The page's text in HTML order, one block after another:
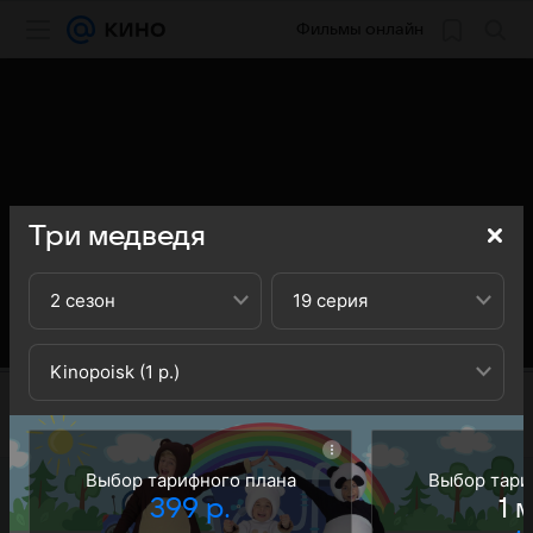
Три медведя
2 сезон 19 серия
Kinopoisk (1 р.)
Выбор тарифного плана
399 р.
Выбор
1